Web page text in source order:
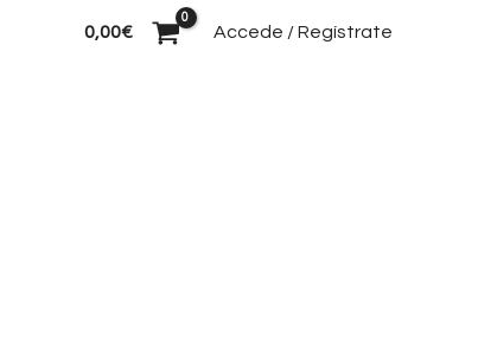
Buscar0,00€ Accede / Regístrate